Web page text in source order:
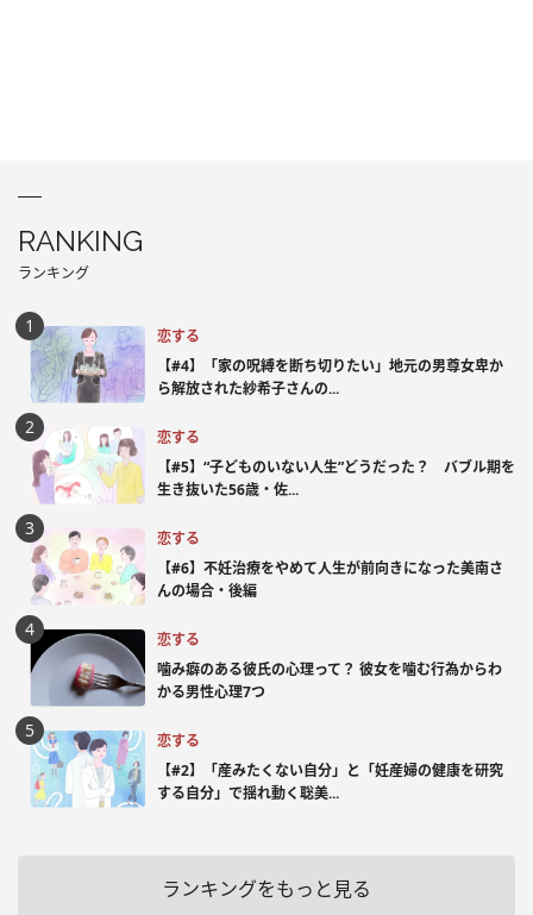
RANKING
ランキング
恋する
【#4】「家の呪縛を断ち切りたい」地元の男尊女卑か
ら解放された紗希子さんの...
恋する
【#5】“子どものいない人生”どうだった？ バブル期を
生き抜いた56歳・佐...
恋する
【#6】不妊治療をやめて人生が前向きになった美南さ
んの場合・後編
恋する
噛み癖のある彼氏の心理って？ 彼女を噛む行為からわ
かる男性心理7つ
恋する
【#2】「産みたくない自分」と「妊産婦の健康を研究
する自分」で揺れ動く聡美...
ランキングをもっと見る